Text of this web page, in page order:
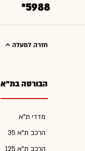
*5988
חזרה למעלה
הבורסה בת"א
מדדי ת"א
הרכב ת"א 35
הרכב ת"א 125